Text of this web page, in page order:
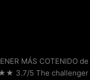
MÁS COTENIDO
3.7/5 The challenger